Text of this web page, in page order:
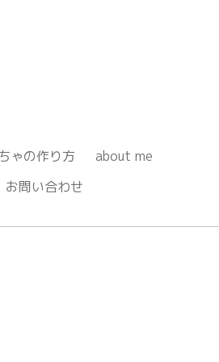
ゃの作り方
about me
お問い合わせ